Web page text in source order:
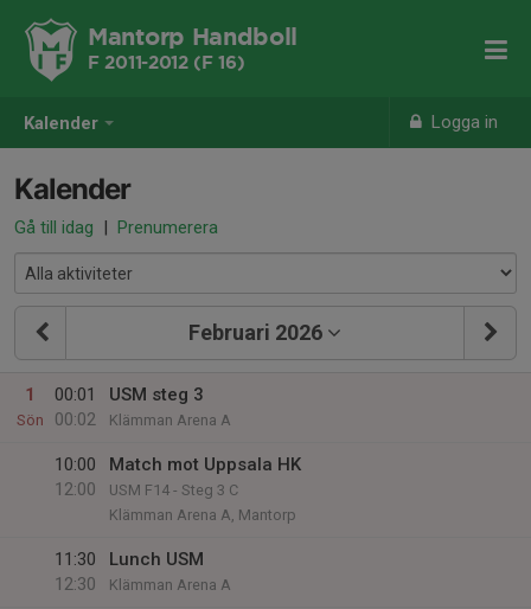
Kalender Logga in
Mantorp Handboll
F 2011-2012 (F 16)
Kalender
Gå till idag | Prenumerera
Februari 2026
1
Sön
00:01
00:02
USM steg 3
Klämman Arena A
10:00
12:00
Match mot Uppsala HK
USM F14 - Steg 3 C
Klämman Arena A, Mantorp
11:30
12:30
Lunch USM
Klämman Arena A